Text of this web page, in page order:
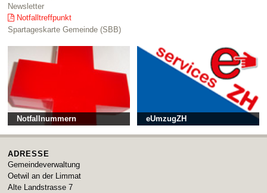
Newsletter
Notfalltreffpunkt
Spartageskarte Gemeinde (SBB)
Notfallnummern eUmzugZH
ADRESSE
Gemeindeverwaltung
Oetwil an der Limmat
Alte Landstrasse 7